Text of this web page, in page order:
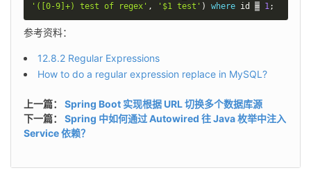
'([0-9]+) test of regex' , '$1 test' ) where id = 1 ;
参考资料：
12.8.2 Regular Expressions
How to do a regular expression replace in MySQL?
上一篇： Spring Boot 实现根据 URL 切换多个数据库源
下一篇： Spring 中如何通过 Autowired 往 Java 枚举中注入
Service 依赖？